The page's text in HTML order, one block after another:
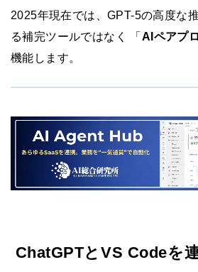
2025年現在では、GPT-5の高度な
る補完ツールではなく 「 AIペアプ
機能します。
ChatGPTとVS Codeを